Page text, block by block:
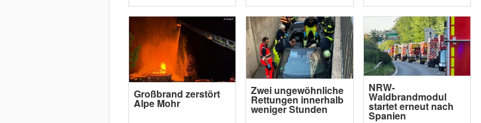
Großbrand zerstört
Alpe Mohr
Zwei ungewöhnliche
Rettungen innerhalb
weniger Stunden
NRW-
Waldbrandmodul
startet erneut nach
Spanien